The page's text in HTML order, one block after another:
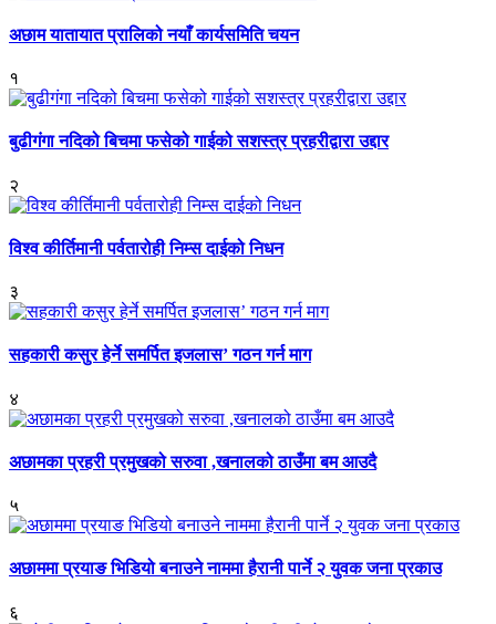
अछाम यातायात प्रालिको नयाँ कार्यसमिति चयन
१
बुढीगंगा नदिको बिचमा फसेको गाईको सशस्त्र प्रहरीद्वारा उद्दार
२
विश्व कीर्तिमानी पर्वतारोही निम्स दाईको निधन
३
सहकारी कसुर हेर्ने समर्पित इजलास’ गठन गर्न माग
४
अछामका प्रहरी प्रमुखको सरुवा ,खनालको ठाउँमा बम आउदै
५
अछाममा प्रयाङ भिडियो बनाउने नाममा हैरानी पार्ने २ युवक जना प्रकाउ
६